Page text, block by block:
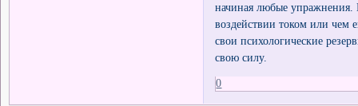
начиная любые упражнения.
воздействии током или чем
свои психологические
свою силу.
0